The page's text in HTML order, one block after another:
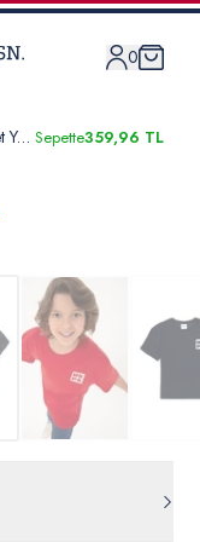
0
Erkek Çocuk Kum Comfort Basic Bisiklet Yaka Tişört Sepette359,96 TL